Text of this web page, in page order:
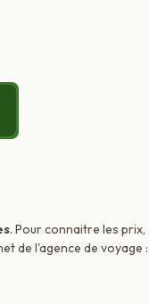
. Pour connaitre les prix,
de l'agence de voyage :